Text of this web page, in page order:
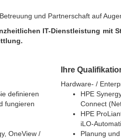
und Partnerschaft auf
IT-Dienstleistung mit
definieren
fungieren
OneView /
Ihre
Hardware‑ /
HPE
Connect
HPE
Planung